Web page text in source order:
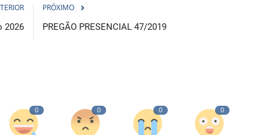
2026
PRÓXIMO
PREGÃO PRESENCIAL 47/2019
0 0 0 0